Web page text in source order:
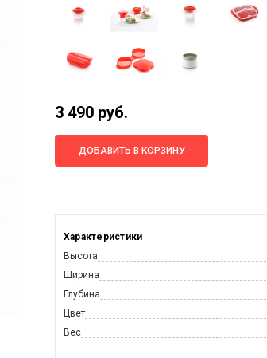
3 490 руб.
ДОБАВИТЬ В КОРЗИНУ
Характеристики
Высота
Ширина
Глубина
Цвет
Вес